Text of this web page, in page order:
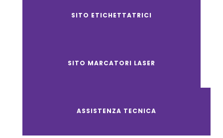
SITO ETICHETTATRICI
SITO MARCATORI LASER
ASSISTENZA TECNICA